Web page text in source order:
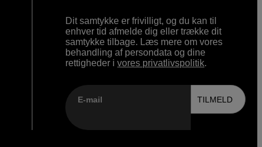
Dit samtykke er frivilligt, og du kan til
enhver tid afmelde dig eller trække dit
samtykke tilbage. Læs mere om vores
behandling af persondata og dine
rettigheder ivores privatlivspolitik.
E-mail TILMELD